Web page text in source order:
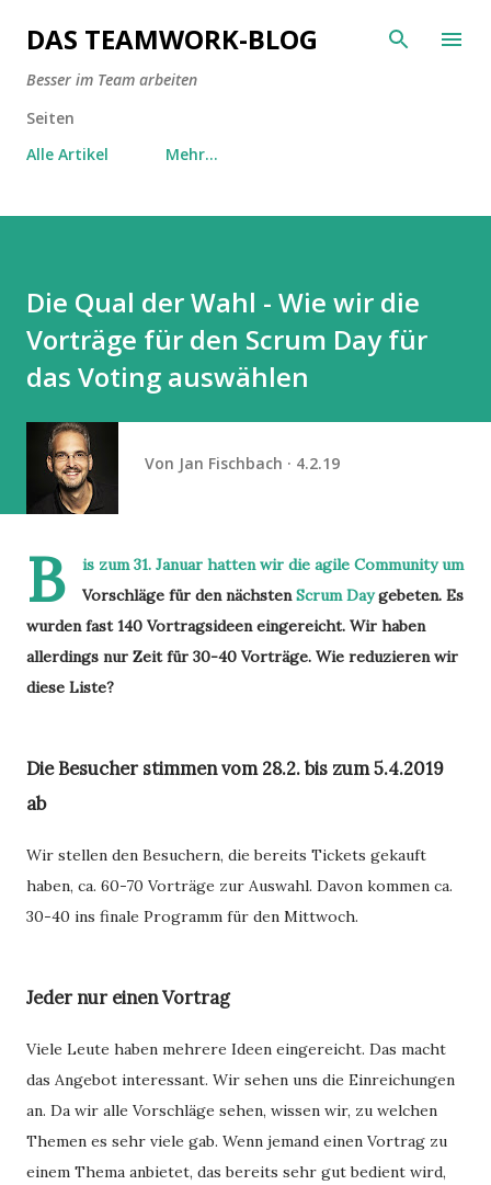
Direkt zum Hauptbereich
DAS TEAMWORK-BLOG
Besser im Team arbeiten
Seiten
Alle Artikel
Mehr…
Die Qual der Wahl - Wie wir die
Vorträge für den Scrum Day für
das Voting auswählen
Von Jan Fischbach 4.2.19
B
is zum 31. Januar hatten wir die agile Community um
Vorschläge für den nächstenScrum Daygebeten. Es
wurden fast 140 Vortragsideen eingereicht. Wir haben
allerdings nur Zeit für 30-40 Vorträge. Wie reduzieren wir
diese Liste?
Die Besucher stimmen vom 28.2. bis zum 5.4.2019
ab
Wir stellen den Besuchern, die bereits Tickets gekauft
haben, ca. 60-70 Vorträge zur Auswahl. Davon kommen ca.
30-40 ins finale Programm für den Mittwoch.
Jeder nur einen Vortrag
Viele Leute haben mehrere Ideen eingereicht. Das macht
das Angebot interessant. Wir sehen uns die Einreichungen
an. Da wir alle Vorschläge sehen, wissen wir, zu welchen
Themen es sehr viele gab. Wenn jemand einen Vortrag zu
einem Thema anbietet, das bereits sehr gut bedient wird,